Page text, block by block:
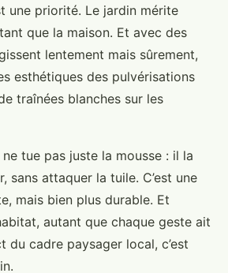
une priorité. Le jardin mérite
que la maison. Et avec des
lentement mais sûrement,
esthétiques des pulvérisations
traînées blanches sur les
tue pas juste la mousse : il la
sans attaquer la tuile. C’est une
mais bien plus durable. Et
autant que chaque geste ait
du cadre paysager local, c’est